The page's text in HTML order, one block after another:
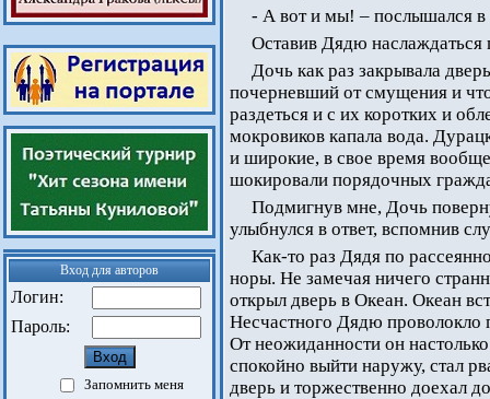
Вход для авторов
Логин:
Пароль:
Запомнить меня
- А вот и мы! – послышался в
Оставив Дядю наслаждаться
Дочь как раз закрывала
почерневший от смущения и
раздеться и с их коротких и
мокровиков капала вода.
и широкие, в свое время
шокировали порядочных
Подмигнув мне, Дочь
улыбнулся в ответ, вспомнив
Как-то раз Дядя по
норы. Не замечая ничего
открыл дверь в Океан. Океан
Несчастного Дядю
От неожиданности он
спокойно выйти наружу, стал
дверь и торжественно доехал